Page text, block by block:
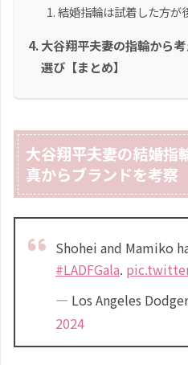
結婚指輪は試着した方が
大谷翔平夫妻の指輪から
選び【まとめ】
大谷翔平夫妻の結婚指
真からブランドを考察
Shohei and Mamiko
#LADFGala.
— Los Angeles
2024